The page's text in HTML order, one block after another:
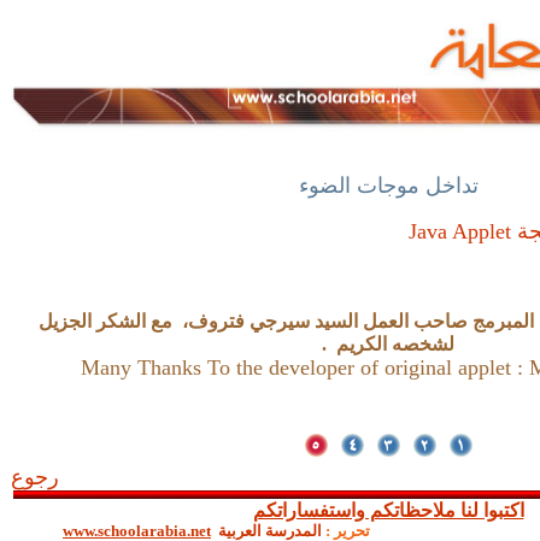
تداخل موجات الضوء
Java Applet
صاحب العمل السيد سيرجي فتروف، مع الشكر الجزيل
لشخصه الكريم .
Many Thanks To the developer of original applet :
رجوع
اكتبوا لنا ملاحظاتكم واستفساراتكم
تحرير : المدرسة العربية www.schoolarabia.net